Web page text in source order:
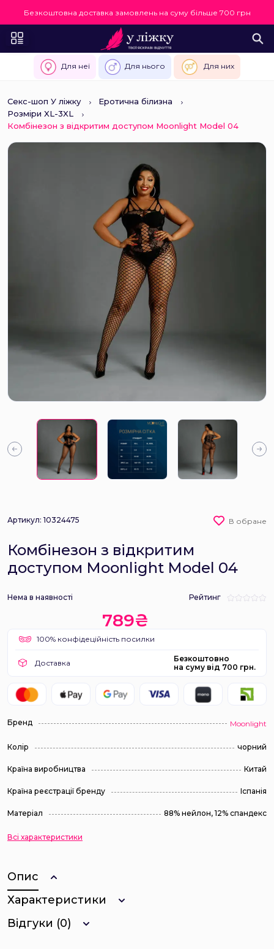
Безкоштовна доставка замовлень на суму більше 700 грн
Для неї Для нього Для них
Секс-шоп У ліжку
Еротична білизна
Розміри XL-3XL
Комбінезон з відкритим доступом Moonlight Model 04
Артикул: 10324475 В обране
Комбінезон з відкритим
доступом Moonlight Model 04
Нема в наявності Рейтинг
789₴
100% конфідеційність посилки
Доставка
Безкоштовно
на суму від 700 грн.
Бренд Moonlight
Колір чорний
Країна виробництва Китай
Країна реєстрації бренду Іспанія
Матеріал 88% нейлон, 12% спандекс
Всі характеристики
Опис
Характеристики
Відгуки (0)